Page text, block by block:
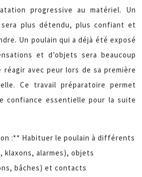
progressive au matériel. Un
plus détendu, plus confiant et
Un poulain qui a déjà été exposé
et d’objets sera beaucoup
réagir avec peur lors de sa première
Ce travail préparatoire permet
confiance essentielle pour la suite
:** Habituer le poulain à différents
alarmes), objets
bâches) et contacts